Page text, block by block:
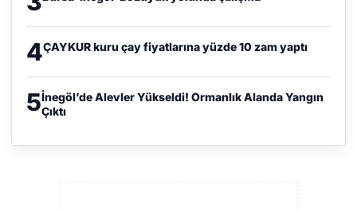
4ÇAYKUR kuru çay fiyatlarına yüzde 10 zam yaptı
5İnegöl’de Alevler Yükseldi! Ormanlık Alanda Yangın
Çıktı